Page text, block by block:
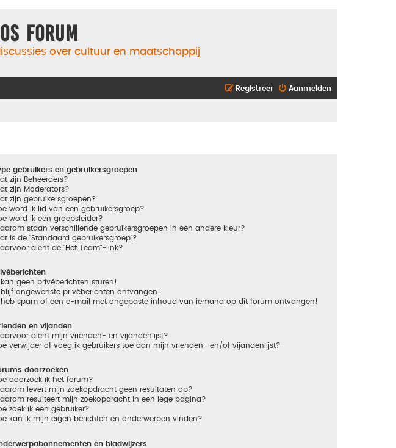
Forum
over cultuur en maatschappij
Aanmelden
Registreer
gebruikers en gebruikersgroepen
zijn Beheerders?
zijn Moderators?
zijn gebruikersgroepen?
word ik lid van een gebruikersgroep?
word ik een groepsleider?
staan verschillende gebruikersgroepen in een andere kleur?
is de "Standaard gebruikersgroep"?
dient de "Het Team"-link?
kan geen privéberichten sturen!
blijf ongewenste privéberichten ontvangen!
heb spam of een e-mail met ongepaste inhoud van iemand op dit forum ontvangen!
en vijanden
dient mijn vrienden- en vijandenlijst?
verwijder of voeg ik gebruikers toe aan mijn vrienden- en/of vijandenlijst?
doorzoeken
doorzoek ik het forum?
levert mijn zoekopdracht geen resultaten op?
resulteert mijn zoekopdracht in een lege pagina?
zoek ik een gebruiker?
kan ik mijn eigen berichten en onderwerpen vinden?
en bladwijzers